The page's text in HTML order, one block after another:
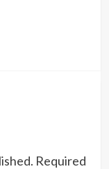
Required